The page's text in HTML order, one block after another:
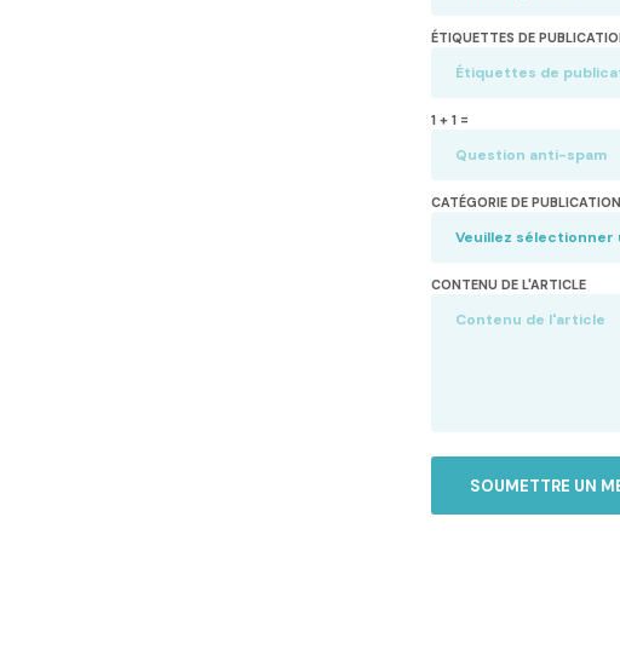
ÉTIQUETTES DE
1 + 1 =
CATÉGORIE DE PUBLICATION
CONTENU DE L'ARTICLE